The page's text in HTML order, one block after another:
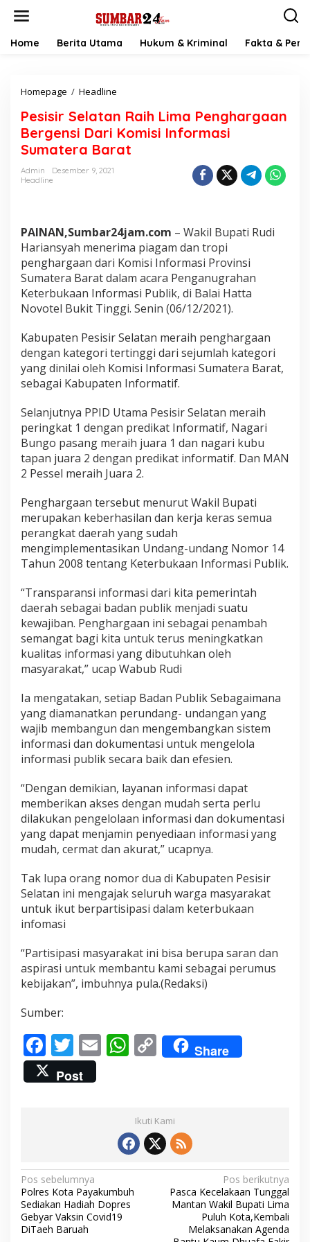
Home Berita Utama Hukum & Kriminal Fakta &
Homepage / Headline
s
i
s
i
t
a
n
R
a
i
h
L
m
a
P
e
n
h
a
r
g
a
a
B
e
r
g
e
n
i
D
a
r
i
K
o
s
n
o
m
a
s
S
u
a
t
e
r
a
r
t
Pesisir Selatan Raih Lima Penghargaan
Bergensi Dari Komisi Informasi
Sumatera Barat
Admin
Desember 9, 2021
Headline
PAINAN,Sumbar24jam.com – Wakil Bupati Rudi
Hariansyah menerima piagam dan tropi
penghargaan dari Komisi Informasi Provinsi
Sumatera Barat dalam acara Penganugrahan
Keterbukaan Informasi Publik, di Balai Hatta
Novotel Bukit Tinggi. Senin (06/12/2021).
Kabupaten Pesisir Selatan meraih penghargaan
dengan kategori tertinggi dari sejumlah kategori
yang dinilai oleh Komisi Informasi Sumatera Barat,
sebagai Kabupaten Informatif.
Selanjutnya PPID Utama Pesisir Selatan meraih
peringkat 1 dengan predikat Informatif, Nagari
Bungo pasang meraih juara 1 dan nagari kubu
tapan juara 2 dengan predikat informatif. Dan MAN
2 Pessel meraih Juara 2.
Penghargaan tersebut menurut Wakil Bupati
merupakan keberhasilan dan kerja keras semua
perangkat daerah yang sudah
mengimplementasikan Undang-undang Nomor 14
Tahun 2008 tentang Keterbukaan Informasi Publik.
“Transparansi informasi dari kita pemerintah
daerah sebagai badan publik menjadi suatu
kewajiban. Penghargaan ini sebagai penambah
semangat bagi kita untuk terus meningkatkan
kualitas informasi yang dibutuhkan oleh
masyarakat,” ucap Wabub Rudi
Ia mengatakan, setiap Badan Publik Sebagaimana
yang diamanatkan perundang- undangan yang
wajib membangun dan mengembangkan sistem
informasi dan dokumentasi untuk mengelola
informasi publik secara baik dan efesien.
“Dengan demikian, layanan informasi dapat
memberikan akses dengan mudah serta perlu
dilakukan pengelolaan informasi dan dokumentasi
yang dapat menjamin penyediaan informasi yang
mudah, cermat dan akurat,” ucapnya.
Tak lupa orang nomor dua di Kabupaten Pesisir
Selatan ini mengajak seluruh warga masyarakat
untuk ikut berpartisipasi dalam keterbukaan
infomasi
“Partisipasi masyarakat ini bisa berupa saran dan
aspirasi untuk membantu kami sebagai perumus
kebijakan”, imbuhnya pula.(Redaksi)
Sumber:
F
ac
e
k
T
w
itt
E W
s
A
p
p
C
o
y
Li
n
k
Share
Post
Ikuti Kami
N
a
v
Pos sebelumnya
Polres Kota Payakumbuh
Sediakan Hadiah Dopres
Gebyar Vaksin Covid19
DiTaeh Baruah
Pos berikutnya
Pasca Kecelakaan Tunggal
Mantan Wakil Bupati Lima
Puluh Kota,Kembali
Melaksanakan Agenda